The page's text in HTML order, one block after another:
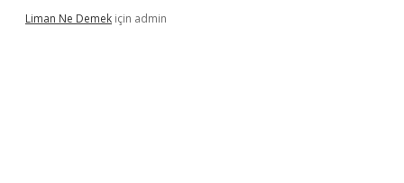
Liman Ne Demek için admin